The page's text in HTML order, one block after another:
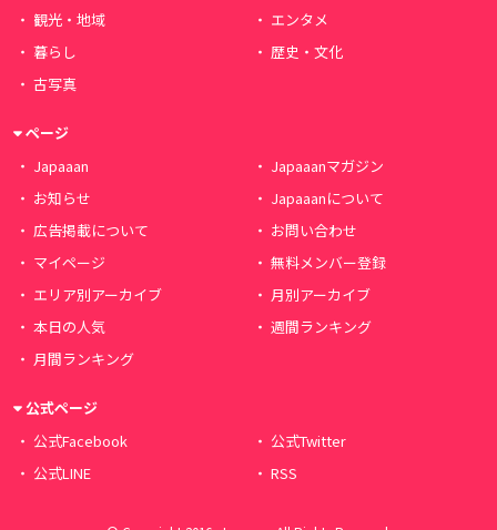
観光・地域
エンタメ
暮らし
歴史・文化
古写真
ページ
Japaaan
Japaaanマガジン
お知らせ
Japaaanについて
広告掲載について
お問い合わせ
マイページ
無料メンバー登録
エリア別アーカイブ
月別アーカイブ
本日の人気
週間ランキング
月間ランキング
公式ページ
公式Facebook
公式Twitter
公式LINE
RSS